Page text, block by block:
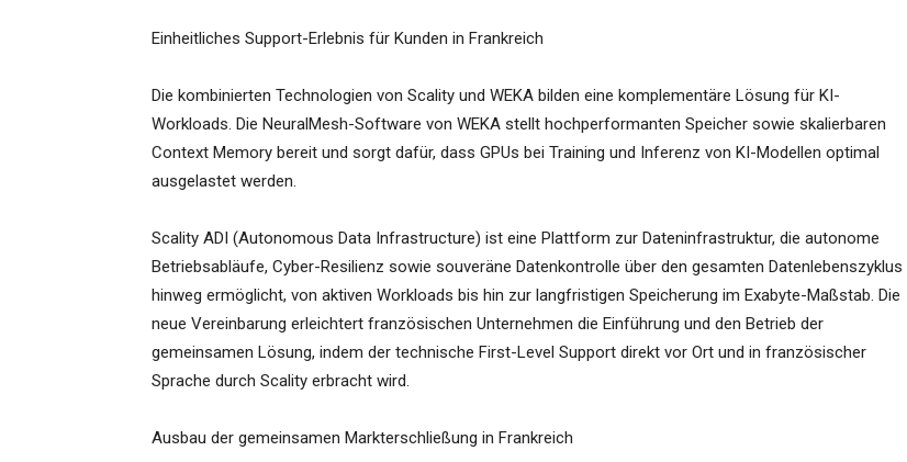
Einheitliches Support-Erlebnis für Kunden in Frankreich
Die kombinierten Technologien von Scality und WEKA bilden eine komplementäre Lösung für KI-
Workloads. Die NeuralMesh-Software von WEKA stellt hochperformanten Speicher sowie skalierbaren
Context Memory bereit und sorgt dafür, dass GPUs bei Training und Inferenz von KI-Modellen optimal
ausgelastet werden.
Scality ADI (Autonomous Data Infrastructure) ist eine Plattform zur Dateninfrastruktur, die autonome
Betriebsabläufe, Cyber-Resilienz sowie souveräne Datenkontrolle über den gesamten Datenlebenszyklus
hinweg ermöglicht, von aktiven Workloads bis hin zur langfristigen Speicherung im Exabyte-Maßstab. Die
neue Vereinbarung erleichtert französischen Unternehmen die Einführung und den Betrieb der
gemeinsamen Lösung, indem der technische First-Level Support direkt vor Ort und in französischer
Sprache durch Scality erbracht wird.
Ausbau der gemeinsamen Markterschließung in Frankreich